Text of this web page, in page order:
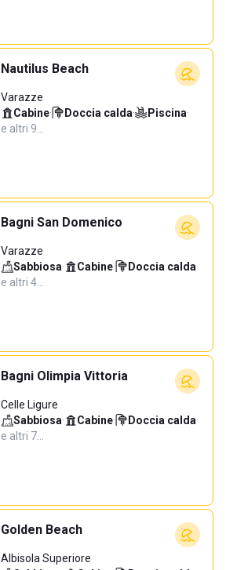
Nautilus Beach
Varazze
Cabine· Doccia calda· Piscina·
e altri 9…
Bagni San Domenico
Varazze
Sabbiosa· Cabine· Doccia calda·
e altri 4…
Bagni Olimpia Vittoria
Celle Ligure
Sabbiosa· Cabine· Doccia calda·
e altri 7…
Golden Beach
Albisola Superiore